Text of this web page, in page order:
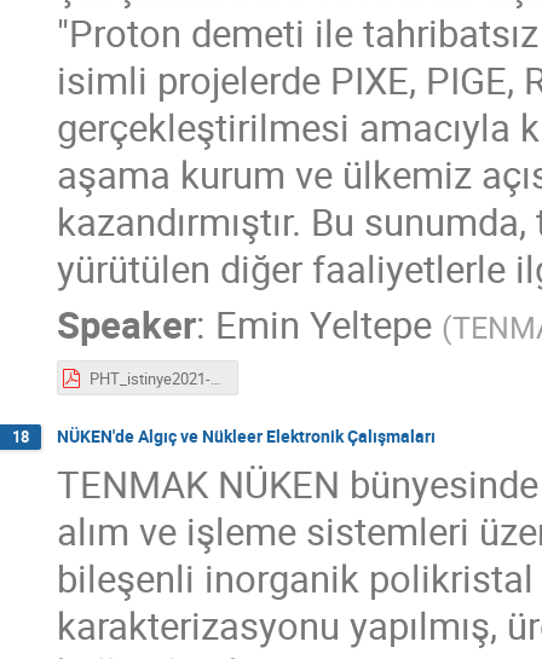
"Proton demeti ile
isimli projelerde PIXE, PIGE,
gerçekleştirilmesi amacıyla
aşama kurum ve ülkemiz
kazandırmıştır. Bu
yürütülen diğer faaliyetlerle
Speaker: Emin Yeltepe (
PHT_istinye2021-ey.pdf
18 NÜKEN'de Algıç ve Nükleer Elektronik Çalışmaları
TENMAK NÜKEN
alım ve işleme sistemleri
bileşenli inorganik
karakterizasyonu yapılmış,